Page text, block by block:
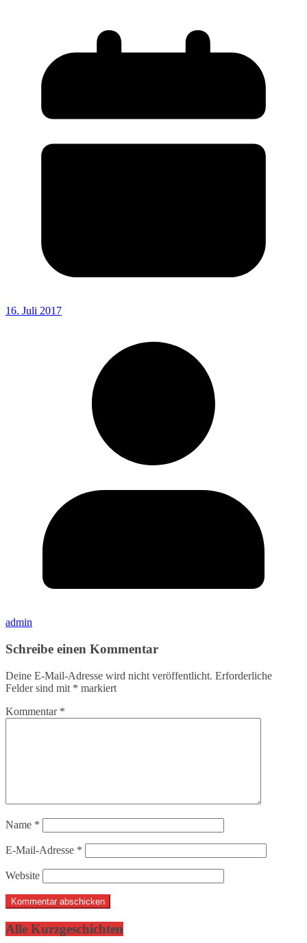
16. Juli 2017
admin
Schreibe einen Kommentar
Deine E-Mail-Adresse wird nicht veröffentlicht. Erforderliche
Felder sind mit * markiert
Kommentar *
Name *
E-Mail-Adresse *
Website
Alle Kurzgeschichten